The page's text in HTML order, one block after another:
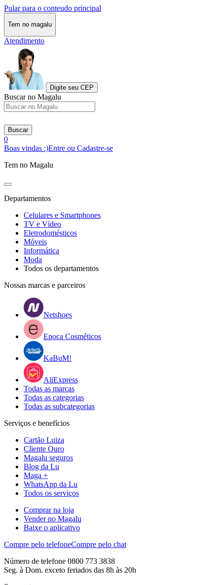
Pular para o conteudo principal
Tem no magalu
Atendimento
Digite seu CEP
Buscar no Magalu
Buscar
0
Boas vindas :)Entre ou Cadastre-se
Tem no Magalu
Departamentos
Celulares e Smartphones
TV e Vídeo
Eletrodomésticos
Móveis
Informática
Moda
Todos os departamentos
Nossas marcas e parceiros
Netshoes
Epoca Cosméticos
KaBuM!
AliExpress
Todas as marcas
Todas as categorias
Todas as subcategorias
Serviços e benefícios
Cartão Luiza
Cliente Ouro
Magalu seguros
Blog da Lu
Maga +
WhatsApp da Lu
Todos os serviços
Comprar na loja
Vender no Magalu
Baixe o aplicativo
Compre pelo telefoneCompre pelo chat
Número de telefone 0800 773 3838
Seg. à Dom. exceto feriados das 8h às 20h